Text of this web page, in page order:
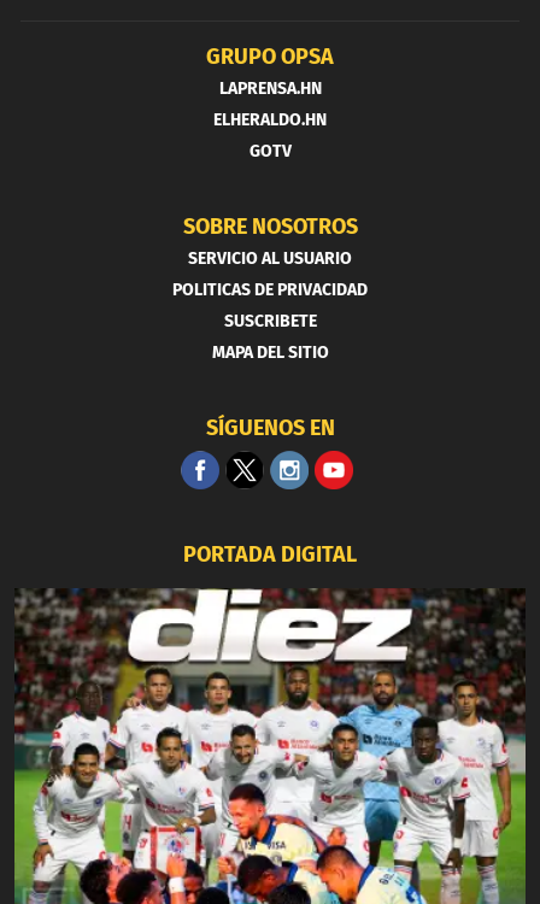
GRUPO OPSA
LAPRENSA.HN
ELHERALDO.HN
GOTV
SOBRE NOSOTROS
SERVICIO AL USUARIO
POLITICAS DE PRIVACIDAD
SUSCRIBETE
MAPA DEL SITIO
SÍGUENOS EN
PORTADA DIGITAL